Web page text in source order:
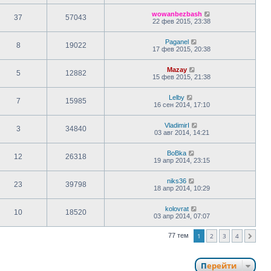
37 57043
wowanbezbash
22 фев 2015, 23:38
8 19022
Paganel
17 фев 2015, 20:38
5 12882
Mazay
15 фев 2015, 21:38
7 15985
Lelby
16 сен 2014, 17:10
3 34840
VladimirI
03 авг 2014, 14:21
12 26318
BoBka
19 апр 2014, 23:15
23 39798
niks36
18 апр 2014, 10:29
10 18520
kolovrat
03 апр 2014, 07:07
77 тем 1 2 3 4
Перейти